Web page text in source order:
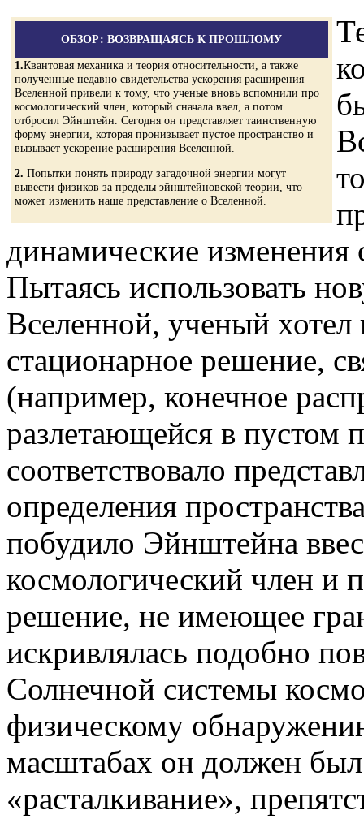
ОБЗОР: ВОЗВРАЩАЯСЬ К ПРОШЛОМУ
1.Квантовая механика и теория относительности, а также
полученные недавно свидетельства ускорения расширения
Вселенной привели к тому, что ученые вновь вспомнили про
космологический член, который сначала ввел, а потом
отбросил Эйнштейн. Сегодня он представляет таинственную
форму энергии, которая пронизывает пустое пространство и
вызывает ускорение расширения Вселенной.
2. Попытки понять природу загадочной энергии могут
вывести физиков за пределы эйнштейновской теории, что
может изменить наше представление о Вселенной.
динамические изменения
Пытаясь использовать
Вселенной, ученый хотел
стационарное решение,
(например, конечное
разлетающейся в пустом
соответствовало
определения
побудило Эйнштейна
космологический член и
решение, не имеющее
искривлялась подобно
Солнечной системы
физическому
масштабах он должен был
«расталкивание»,